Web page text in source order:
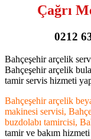
Çağrı
0212
Bahçeşehir arçelik
Bahçeşehir arçelik
tamir servis hizmeti
Bahçeşehir arçelik
makinesi servisi,
buzdolabı tamircisi,
tamir ve bakım